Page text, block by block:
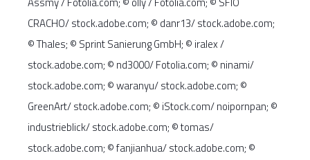
CRACHO/ stock.adobe.com; © danr13/ stock.adobe.com;
© Thales; © Sprint Sanierung GmbH; © iralex /
stock.adobe.com; © nd3000/ Fotolia.com; © ninami/
stock.adobe.com; © waranyu/ stock.adobe.com; ©
GreenArt/ stock.adobe.com; © iStock.com/ noipornpan; ©
industrieblick/ stock.adobe.com; © tomas/
stock.adobe.com; © fanjianhua/ stock.adobe.com; ©